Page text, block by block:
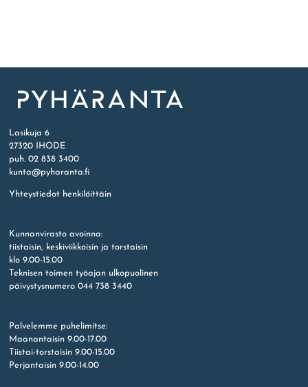
Lasikuja 6
27320 IHODE
puh. 02 838 3400
kunta@pyharanta.fi
Yhteystiedot henkilöittäin
Kunnanvirasto avoinna:
tiistaisin, keskiviikkoisin ja torstaisin
klo 9.00-15.00
Teknisen toimen työajan ulkopuolinen
päivystysnumero 044 738 3440
Palvelemme puhelimitse:
Maanantaisin 9.00-17.00
Tiistai-torstaisin 9.00-15.00
Perjantaisin 9.00-14.00